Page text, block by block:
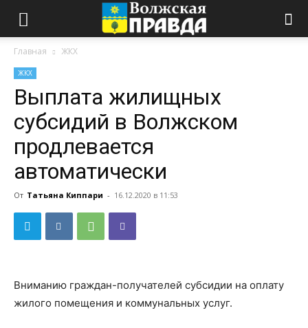
Главная ЖКХ
ЖКХ
Выплата жилищных
субсидий в Волжском
продлевается
автоматически
От Татьяна Киппари - 16.12.2020 в 11:53
Вниманию граждан-получателей субсидии на оплату
жилого помещения и коммунальных услуг.